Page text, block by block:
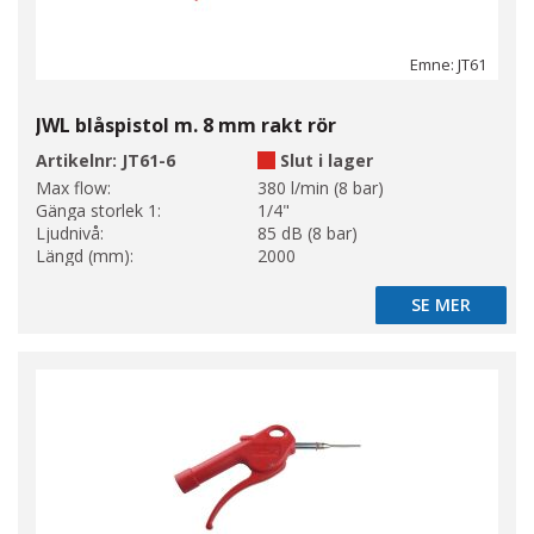
Emne: JT61
JWL blåspistol m. 8 mm rakt rör
Artikelnr: JT61-6
Slut i lager
Max flow:
380 l/min (8 bar)
Gänga storlek 1:
1/4"
Ljudnivå:
85 dB (8 bar)
Längd (mm):
2000
SE MER
SE MER